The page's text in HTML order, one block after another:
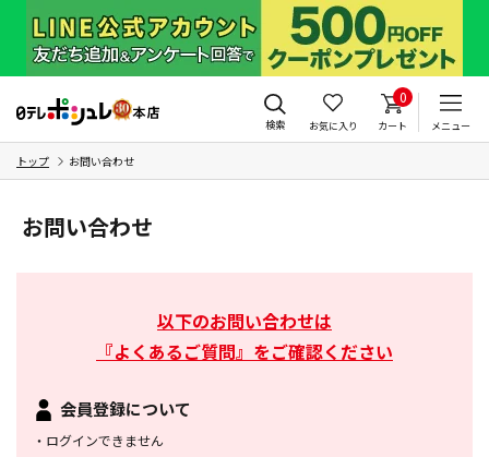
検索 お気に入り
0
カート メニュー
トップ お問い合わせ
お問い合わせ
以下のお問い合わせは
『よくあるご質問』をご確認ください
会員登録について
・ ログインできません